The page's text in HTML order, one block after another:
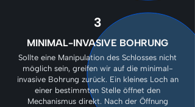
3
MINIMAL-INVASIVE BOHRUNG
Sollte eine Manipulation des Schlosses nicht
möglich sein, greifen wir auf die minimal-
invasive Bohrung zurück. Ein kleines Loch an
einer bestimmten Stelle öffnet den
Mechanismus direkt. Nach der Öffnung